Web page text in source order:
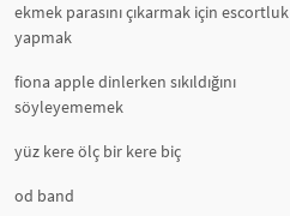
ekmek parasını çıkarmak için escortluk
yapmak
fiona apple dinlerken sıkıldığını
söyleyememek
yüz kere ölç bir kere biç
od band